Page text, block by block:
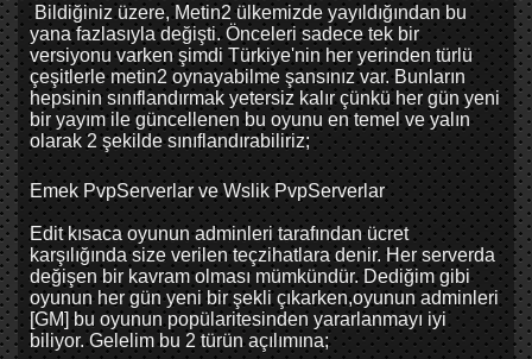
Bildiğiniz üzere, Metin2 ülkemizde yayıldığından bu
yana fazlasıyla değişti. Önceleri sadece tek bir
versiyonu varken şimdi Türkiye'nin her yerinden türlü
çeşitlerle metin2 oynayabilme şansınız var. Bunların
hepsinin sınıflandırmak yetersiz kalır çünkü her gün yeni
bir yayım ile güncellenen bu oyunu en temel ve yalın
olarak 2 şekilde sınıflandırabiliriz;
Emek PvpServerlar ve Wslik PvpServerlar
Edit kısaca oyunun adminleri tarafından ücret
karşılığında size verilen teçzihatlara denir. Her serverda
değişen bir kavram olması mümkündür. Dediğim gibi
oyunun her gün yeni bir şekli çıkarken,oyunun adminleri
[GM] bu oyunun popülaritesinden yararlanmayı iyi
biliyor. Gelelim bu 2 türün açılımına;